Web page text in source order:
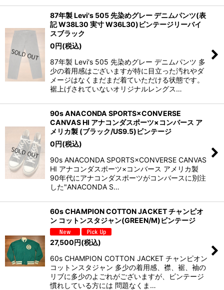
87年製 Levi's 505 先染めグレー デニムパンツ(表
記 W38L30 実寸 W36L30)ビンテージリーバイ
スブラック
0円(税込)
87年製 Levi's 505 先染めグレー デニムパンツ 多
少の着用感はございますが特に目立った汚れやダ
メージはなくまだまだ着ていただける状態です。
裾上げされていないオリジナルレングス…
90s ANACONDA SPORTS×CONVERSE
CANVAS HI アナコンダスポーツ×コンバース ア
メリカ製 (ブラック/US9.5)ビンテージ
0円(税込)
90s ANACONDA SPORTS×CONVERSE CANVAS
HI アナコンダスポーツ×コンバース アメリカ製
90年代にアナコンダスポーツがコンバースに別注
した"ANACONDA S…
60s CHAMPION COTTON JACKET チャンピオ
ン コットンスタジャン(GREEN/M)ビンテージ
27,500円(税込)
60s CHAMPION COTTON JACKET チャンピオン
コットンスタジャン 多少の着用感、襟、裾、袖の
リブに多少のよごれがございますが、ビンテージ
慣れしている方には 問題なくま…